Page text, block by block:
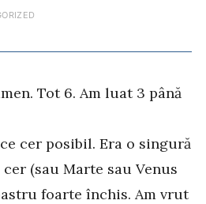
Tot 6. Am luat 3 până
cer posibil. Era o singură
(sau Marte sau Venus
foarte închis. Am vrut